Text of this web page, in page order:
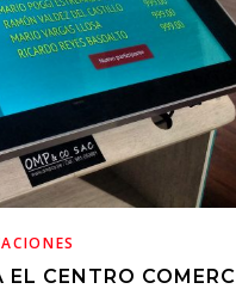
CENTRO